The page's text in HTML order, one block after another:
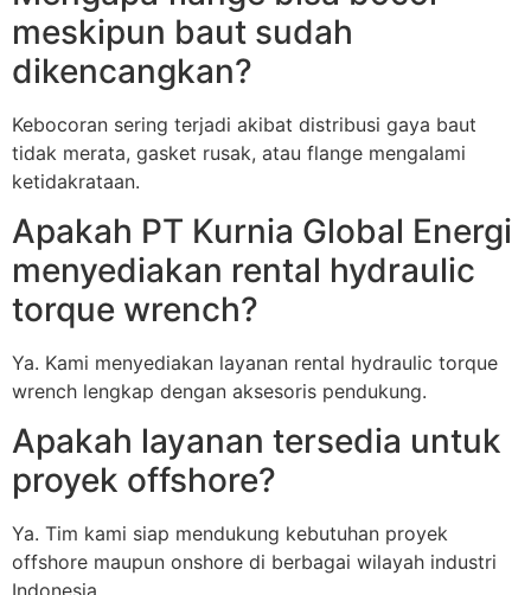
meskipun baut sudah
dikencangkan?
Kebocoran sering terjadi akibat distribusi gaya baut
tidak merata, gasket rusak, atau flange mengalami
ketidakrataan.
Apakah PT Kurnia Global Energi
menyediakan rental hydraulic
torque wrench?
Ya. Kami menyediakan layanan rental hydraulic torque
wrench lengkap dengan aksesoris pendukung.
Apakah layanan tersedia untuk
proyek offshore?
Ya. Tim kami siap mendukung kebutuhan proyek
offshore maupun onshore di berbagai wilayah industri